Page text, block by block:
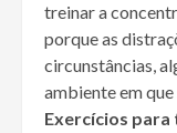
treinar a
porque as
circunstâncias,
ambiente em que
Exercícios